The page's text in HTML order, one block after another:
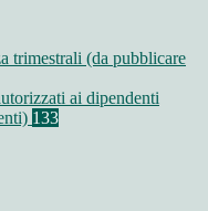
trimestrali (da pubblicare
ai dipendenti
133